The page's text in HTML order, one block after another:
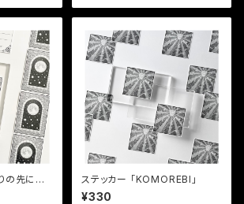
ステッカー 「KOMOREBI」
¥330